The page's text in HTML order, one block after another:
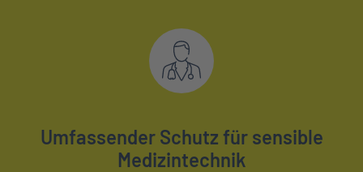
Umfassender Schutz für sensible
Medizintechnik